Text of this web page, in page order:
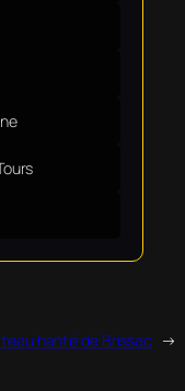
hanté de Brissac →